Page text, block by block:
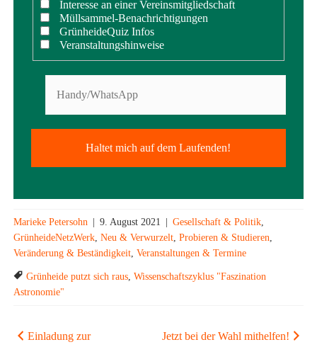
Interesse an einer Vereinsmitgliedschaft
Müllsammel-Benachrichtigungen
GrünheideQuiz Infos
Veranstaltungshinweise
Marieke Petersohn | 9. August 2021 | Gesellschaft & Politik,
GrünheideNetzWerk, Neu & Verwurzelt, Probieren & Studieren
Veränderung & Beständigkeit, Veranstaltungen & Termine
Grünheide putzt sich raus, Wissenschaftszyklus "Faszination
Astronomie"
Beitragsnavigation
Einladung zur
Jetzt bei der Wahl mithelfen!